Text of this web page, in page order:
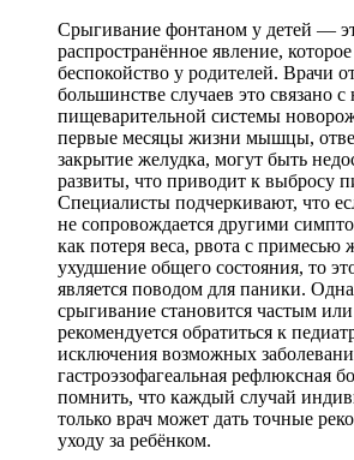
Срыгивание фонтаном у детей —
распространённое явление,
беспокойство у родителей. Врачи
большинстве случаев это связано с
пищеварительной системы
первые месяцы жизни мышцы,
закрытие желудка, могут быть
развиты, что приводит к выбросу
Специалисты подчеркивают, что
не сопровождается другими
как потеря веса, рвота с примесью
ухудшение общего состояния, то
является поводом для паники.
срыгивание становится частым
рекомендуется обратиться к
исключения возможных
гастроэзофагеальная рефлюксная
помнить, что каждый случай
только врач может дать точные
уходу за ребёнком.